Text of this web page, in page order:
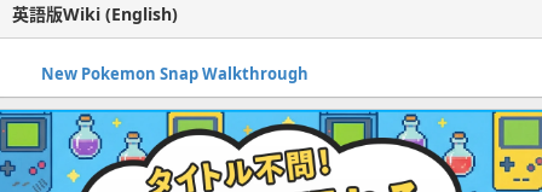
英語版Wiki (English)
New Pokemon Snap Walkthrough